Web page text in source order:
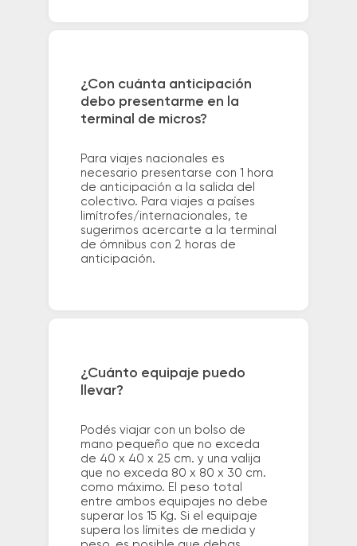
¿Con cuánta anticipación
debo presentarme en la
terminal de micros?
Para viajes nacionales es
necesario presentarse con 1 hora
de anticipación a la salida del
colectivo. Para viajes a países
limítrofes/internacionales, te
sugerimos acercarte a la terminal
de ómnibus con 2 horas de
anticipación.
¿Cuánto equipaje puedo
llevar?
Podés viajar con un bolso de
mano pequeño que no exceda
de 40 x 40 x 25 cm. y una valija
que no exceda 80 x 80 x 30 cm.
como máximo. El peso total
entre ambos equipajes no debe
superar los 15 Kg. Si el equipaje
supera los límites de medida y